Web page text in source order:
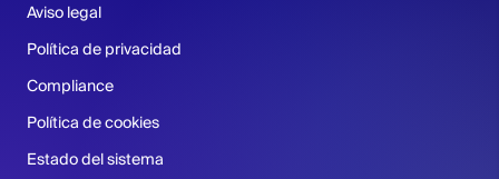
Aviso legal
Política de privacidad
Compliance
Política de cookies
Estado del sistema